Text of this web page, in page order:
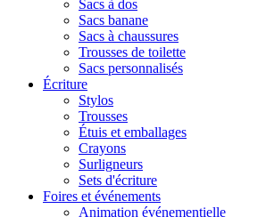
Sacs à dos
Sacs banane
Sacs à chaussures
Trousses de toilette
Sacs personnalisés
Écriture
Stylos
Trousses
Étuis et emballages
Crayons
Surligneurs
Sets d'écriture
Foires et événements
Animation événementielle